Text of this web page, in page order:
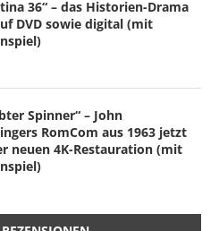
36“ – das Historien-Drama
DVD sowie digital (mit
Spinner“ – John
RomCom aus 1963 jetzt
neuen 4K-Restauration (mit